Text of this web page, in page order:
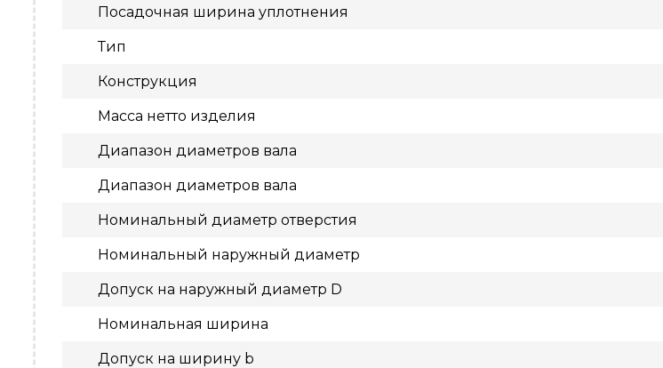
Посадочная ширина уплотнения
Тип
Конструкция
Масса нетто изделия
Диапазон диаметров вала
Диапазон диаметров вала
Номинальный диаметр отверстия
Номинальный наружный диаметр
Допуск на наружный диаметр D
Номинальная ширина
Допуск на ширину b